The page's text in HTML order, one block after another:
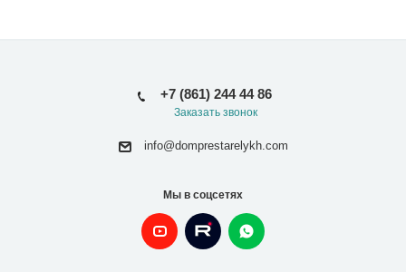
+7 (861) 244 44 86
Заказать звонок
info@domprestarelykh.com
Мы в соцсетях